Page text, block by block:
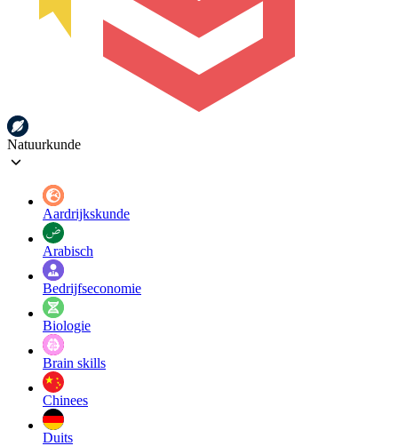
Natuurkunde
Aardrijkskunde
Arabisch
Bedrijfseconomie
Biologie
Brain skills
Chinees
Duits